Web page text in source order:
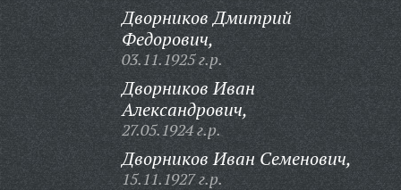
Дворников Дмитрий
Федорович,
03.11.1925 г.р.
Дворников Иван
Александрович,
27.05.1924 г.р.
Дворников Иван Семенович,
15.11.1927 г.р.